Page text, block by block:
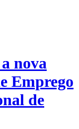
nova
Emprego
de